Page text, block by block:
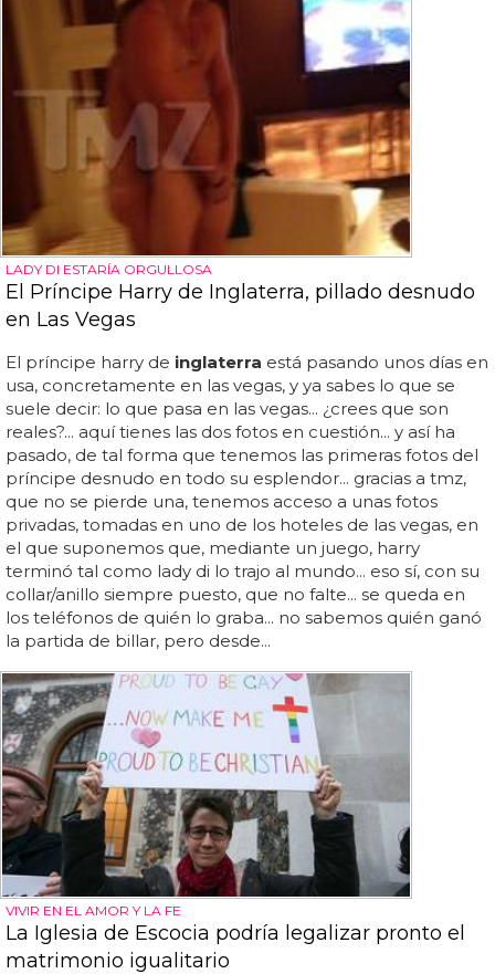
LADY DI ESTARÍA ORGULLOSA
El Príncipe Harry de Inglaterra, pillado desnudo
en Las Vegas
El príncipe harry de inglaterra está pasando unos días en
usa, concretamente en las vegas, y ya sabes lo que se
suele decir: lo que pasa en las vegas... ¿crees que son
reales?... aquí tienes las dos fotos en cuestión... y así ha
pasado, de tal forma que tenemos las primeras fotos del
príncipe desnudo en todo su esplendor... gracias a tmz,
que no se pierde una, tenemos acceso a unas fotos
privadas, tomadas en uno de los hoteles de las vegas, en
el que suponemos que, mediante un juego, harry
terminó tal como lady di lo trajo al mundo... eso sí, con su
collar/anillo siempre puesto, que no falte... se queda en
los teléfonos de quién lo graba... no sabemos quién ganó
la partida de billar, pero desde...
VIVIR EN EL AMOR Y LA FE
La Iglesia de Escocia podría legalizar pronto el
matrimonio igualitario